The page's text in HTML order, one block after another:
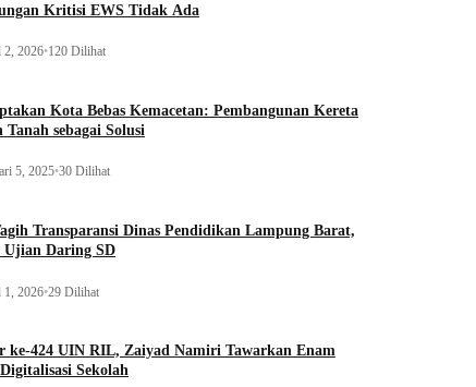
Kritisi EWS Tidak Ada
2026•120 Dilihat
Kota Bebas Kemacetan: Pembangunan Kereta
Tanah sebagai Solusi
5, 2025•30 Dilihat
Transparansi Dinas Pendidikan Lampung Barat,
Daring SD
1, 2026•29 Dilihat
ke-424 UIN RIL, Zaiyad Namiri Tawarkan Enam
Sekolah